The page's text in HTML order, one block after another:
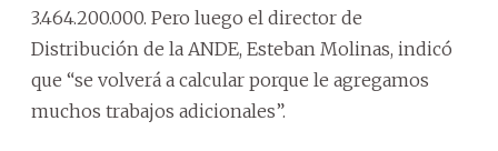
3.464.200.000. Pero luego el director de
Distribución de la ANDE, Esteban Molinas, indicó
que “se volverá a calcular porque le agregamos
muchos trabajos adicionales”.